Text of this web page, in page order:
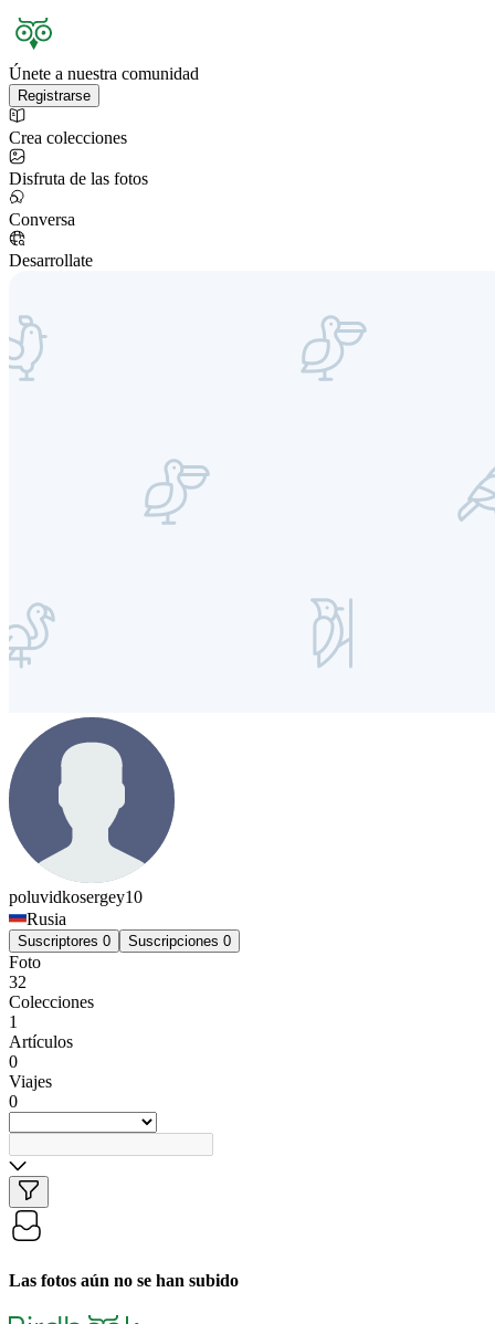
Únete a nuestra comunidad
Registrarse
Crea colecciones
Disfruta de las fotos
Conversa
Desarrollate
poluvidkosergey10
Rusia
Suscriptores 0 Suscripciones 0
Foto
32
Colecciones
1
Artículos
0
Viajes
0
Las fotos aún no se han subido